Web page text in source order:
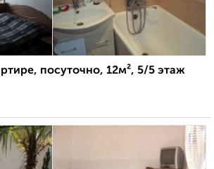
посуточно, 12м², 5/5 этаж